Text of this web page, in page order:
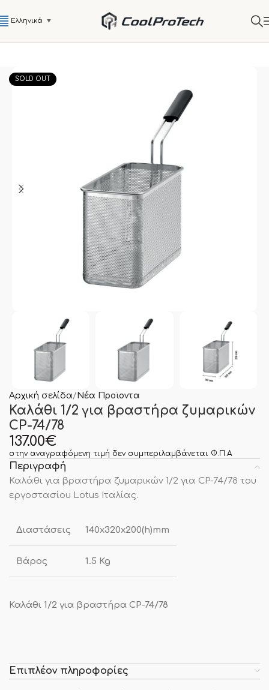
Ελληνικά ▼
SOLD OUT
Αρχική σελίδα Νέα Προϊοντα
Καλάθι 1/2 για βραστήρα ζυμαρικών
CP-74/78
137.00€
στην αναγραφόμενη τιμή δεν συμπεριλαμβάνεται Φ.Π.Α
Περιγραφή
Καλάθι για βραστήρα ζυμαρικών 1/2 για CP-74/78 του
εργοστασίου Lotus Ιταλίας.
Διαστάσεις 140x320x200(h)mm
Βάρος 1.5 Kg
Καλάθι 1/2 για βραστήρα CP-74/78
Επιπλέον πληροφορίες